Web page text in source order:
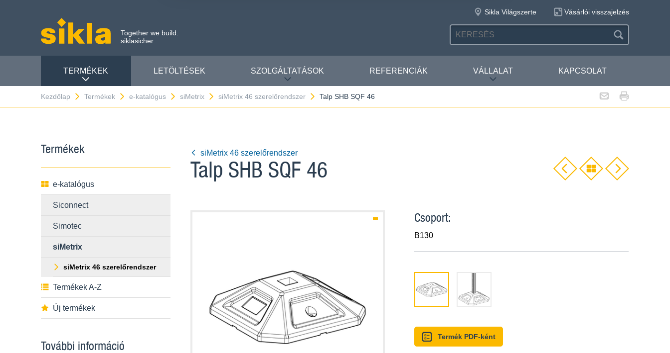
Together we build.
siklasicher.
Sikla Világszerte Vásárlói visszajelzés
TERMÉKEK LETÖLTÉSEK SZOLGÁLTATÁSOK REFERENCIÁK VÁLLALAT KAPCSOLAT
Kezdőlap Termékek e-katalógus siMetrix siMetrix 46 szerelőrendszer Talp SHB SQF 46
Termékek
e-katalógus
Siconnect
Simotec
siMetrix
siMetrix 46 szerelőrendszer
Termékek A-Z
Új termékek
További információ
siMetrix 46 szerelőrendszer
Talp SHB SQF 46
Csoport:
B130
Termék PDF-ként